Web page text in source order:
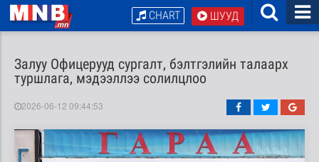
ШУУД
CHART
Залуу Офицерууд сургалт, бэлтгэлийн талаарх
туршлага, мэдээллээ солилцлоо
2026-06-12 09:44:53